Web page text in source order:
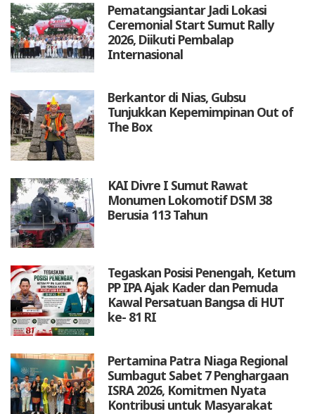
Pematangsiantar Jadi Lokasi
Ceremonial Start Sumut Rally
2026, Diikuti Pembalap
Internasional
Berkantor di Nias, Gubsu
Tunjukkan Kepemimpinan Out of
The Box
KAI Divre I Sumut Rawat
Monumen Lokomotif DSM 38
Berusia 113 Tahun
Tegaskan Posisi Penengah, Ketum
PP IPA Ajak Kader dan Pemuda
Kawal Persatuan Bangsa di HUT
ke- 81 RI
Pertamina Patra Niaga Regional
Sumbagut Sabet 7 Penghargaan
ISRA 2026, Komitmen Nyata
Kontribusi untuk Masyarakat